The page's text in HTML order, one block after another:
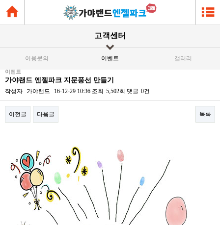
고객센터
이용문의 이벤트 갤러리
이벤트
가야랜드 엔젤파크 지문풍선 만들기
작성자 가야랜드 16-12-29 10:36 조회 5,502회 댓글 0건
이전글 다음글 목록